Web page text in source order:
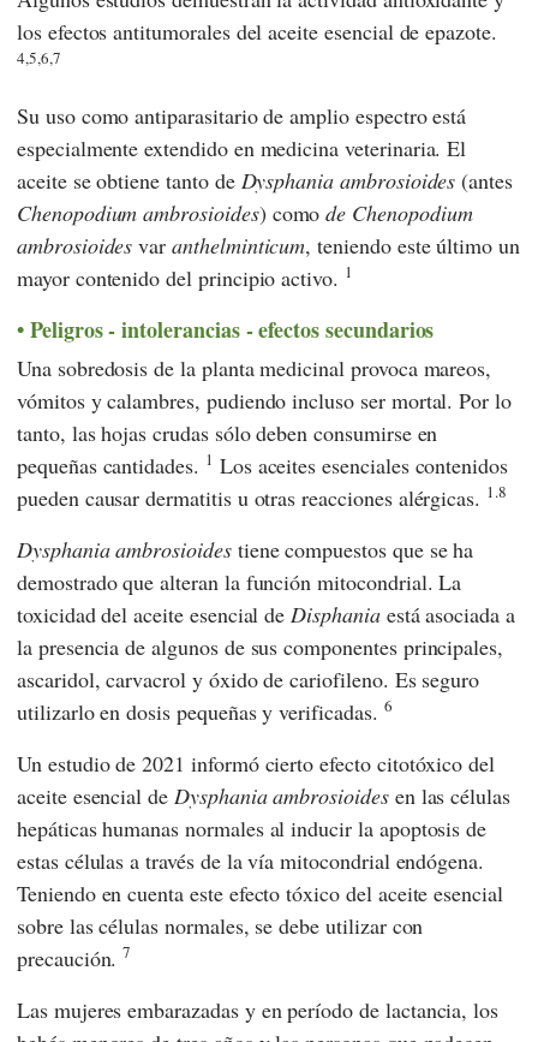
los efectos antitumorales del aceite esencial de epazote.
4,5,6,7
Su uso como antiparasitario de amplio espectro está
especialmente extendido en medicina veterinaria. El
aceite se obtiene tanto de Dysphania ambrosioides (antes
Chenopodium ambrosioides) comode Chenopodium
ambrosioides varanthelminticum, teniendo este último un
mayor contenido del principio activo. 1
Peligros - intolerancias - efectos secundarios
Una sobredosis de la planta medicinal provoca mareos,
vómitos y calambres, pudiendo incluso ser mortal. Por lo
tanto, las hojas crudas sólo deben consumirse en
pequeñas cantidades. 1 Los aceites esenciales contenidos
pueden causar dermatitis u otras reacciones alérgicas. 1.8
Dysphania ambrosioidestiene compuestos que se ha
demostrado que alteran la función mitocondrial. La
toxicidad del aceite esencial deDisphaniaestá asociada a
la presencia de algunos de sus componentes principales,
ascaridol, carvacrol y óxido de cariofileno. Es seguro
utilizarlo en dosis pequeñas y verificadas. 6
Un estudio de 2021 informó cierto efecto citotóxico del
aceite esencial de Dysphania ambrosioidesen las células
hepáticas humanas normales al inducir la apoptosis de
estas células a través de la vía mitocondrial endógena.
Teniendo en cuenta este efecto tóxico del aceite esencial
sobre las células normales, se debe utilizar con
precaución.7
Las mujeres embarazadas y en período de lactancia, los